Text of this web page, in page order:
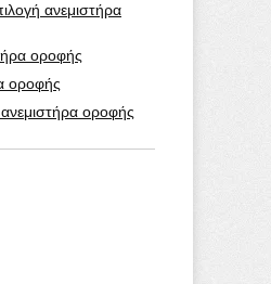
ανεμιστήρα
οροφής
οροφής
οροφής